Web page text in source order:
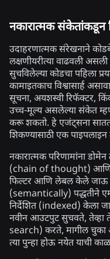
नकारात्मक
उदाहरणात्मक संरेखनाने
लक्षणीयरीत्या वाढवली
सुचविलेल्या कोडचा पहिला
कामाइतकाच विश्वासार्ह
सूचना, अयशस्वी रिफॅक्टर,
उच्च-मूल्य असलेल्या संकेत
करू शकतो. हे एजंट्सना
शिकण्यासाठी एक
नकारात्मक परिणामांना डोमेन
(chain of thought) आणि
फिल्टर आणि लेबल केले जाऊ
(semantically) पद्धतीने
निर्देशित (indexed) केला
नवीन आउटपुट सुचवते, तेव्हा ते
search) करते, मागील चुका
त्या पुन्हा होऊ नयेत याची